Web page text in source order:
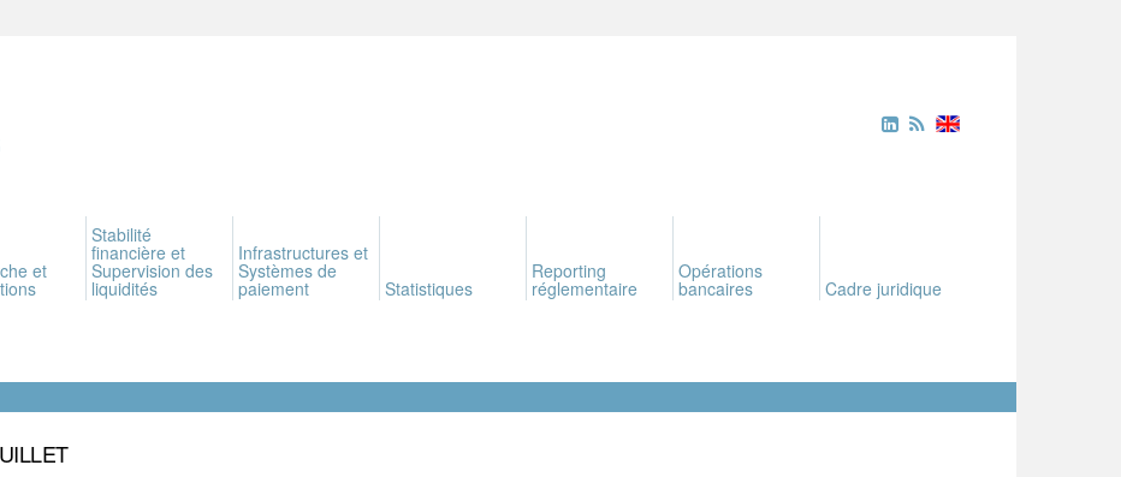
et
Stabilité
financière et
Supervision des
liquidités
Infrastructures et
Systèmes de
paiement Statistiques
Reporting
réglementaire
Opérations
bancaires Cadre juridique